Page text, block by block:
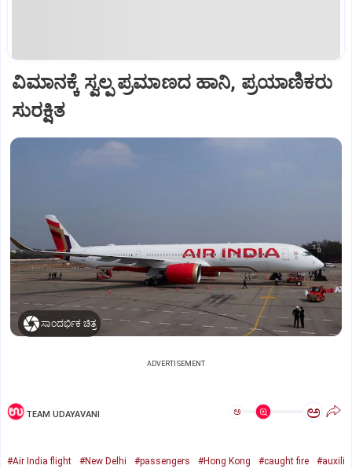
ವಿಮಾನಕ್ಕೆ ಸ್ವಲ್ಪ ಪ್ರಮಾಣದ ಹಾನಿ, ಪ್ರಯಾಣಿಕರು
ಸುರಕ್ಷಿತ
ಸಾಂದರ್ಭಿಕ ಚಿತ್ರ
ADVERTISEMENT
TEAM UDAYAVANI ಅ ಅ
#Air India flight #New Delhi #passengers #Hong Kong #caught fire
#auxili